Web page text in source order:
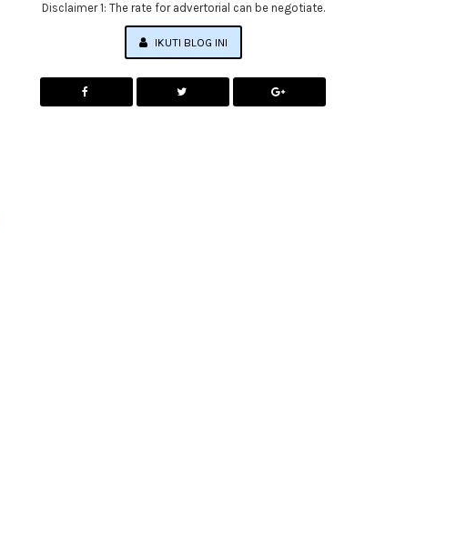
Disclaimer 1: The rate for advertorial can be negotiate.
IKUTI BLOG INI